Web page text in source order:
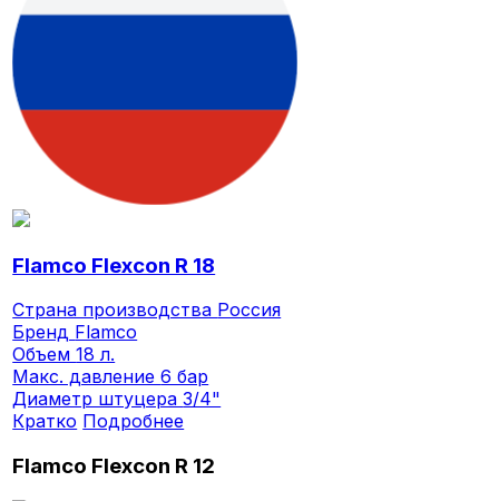
Flamco Flexcon R 18
Страна производства Россия
Бренд Flamco
Объем18 л.
Макс. давление6 бар
Диаметр штуцера3/4"
Кратко Подробнее
Flamco Flexcon R 12